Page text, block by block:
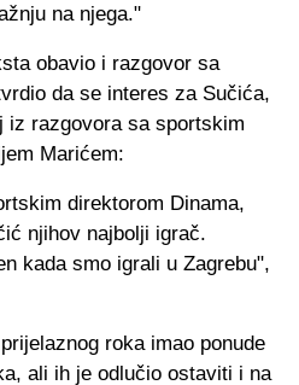
na njega."
obavio i razgovor sa
da se interes za Sučića,
iz razgovora sa sportskim
Marićem:
direktorom Dinama,
njihov najbolji igrač.
kada smo igrali u Zagrebu",
roka imao ponude
ali ih je odlučio ostaviti i na